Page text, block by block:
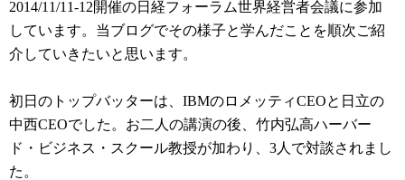
2014/11/11-12開催の日経フォーラム世界経営者会議に参加
しています。当ブログでその様子と学んだことを順次ご紹
介していきたいと思います。
初日のトップバッターは、IBMのロメッティCEOと日立の
中西CEOでした。お二人の講演の後、竹内弘高ハーバー
ド・ビジネス・スクール教授が加わり、3人で対談されまし
た。